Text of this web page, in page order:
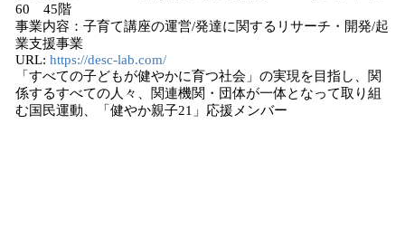
60 45階
事業内容：子育て講座の運営/発達に関するリサーチ・開発/起
業支援事業
URL: https://desc-lab.com/
「すべての子どもが健やかに育つ社会」の実現を目指し、関
係するすべての人々、関連機関・団体が一体となって取り組
む国民運動、「健やか親子21」応援メンバー